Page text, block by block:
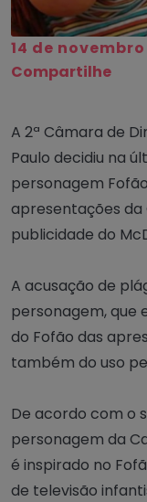
14 de
Compartilhe
A 2ª Câmara de
Paulo decidiu na
personagem
apresentações
publicidade do
A acusação de
personagem, que
do Fofão das
também do uso
De acordo com o
personagem da
é inspirado no
de televisão